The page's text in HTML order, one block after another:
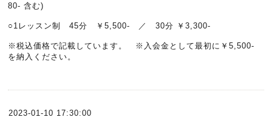
80- 含む)
○1レッスン制 45分 ￥5,500- ／ 30分 ￥3,300-
※税込価格で記載しています。 ※入会金として最初に￥5,500-
を納入ください。
2023-01-10 17:30:00